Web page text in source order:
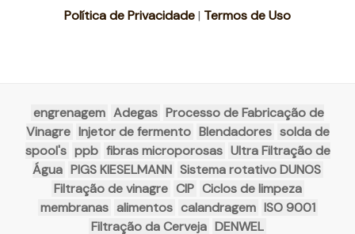
Política de Privacidade| Termos de Uso
engrenagem Adegas Processo de Fabricação de
Vinagre Injetor de fermento Blendadores solda de
spool's ppb fibras microporosas Ultra Filtração de
Água PIGS KIESELMANN Sistema rotativo DUNOS
Filtração de vinagre CIP Ciclos de limpeza
membranas alimentos calandragem ISO 9001
Filtração da Cerveja DENWEL